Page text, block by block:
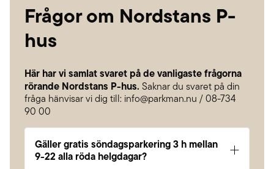
Frågor om Nordstans P-
hus
Här har vi samlat svaret på de vanligaste frågorna
rörande Nordstans P-hus. Saknar du svaret på din
fråga hänvisar vi dig till: info@parkman.nu / 08-734
90 00
Gäller gratis söndagsparkering 3 h mellan
9-22 alla röda helgdagar?